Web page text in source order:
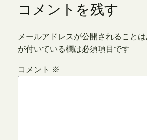
コメントを残す
メールアドレスが公開されることは
が付いている欄は必須項目です
コメント ※